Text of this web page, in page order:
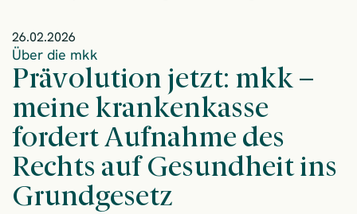
26.02.2026
Über die mkk
Prävolution jetzt: mkk –
meine krankenkasse
fordert Aufnahme des
Rechts auf Gesundheit ins
Grundgesetz